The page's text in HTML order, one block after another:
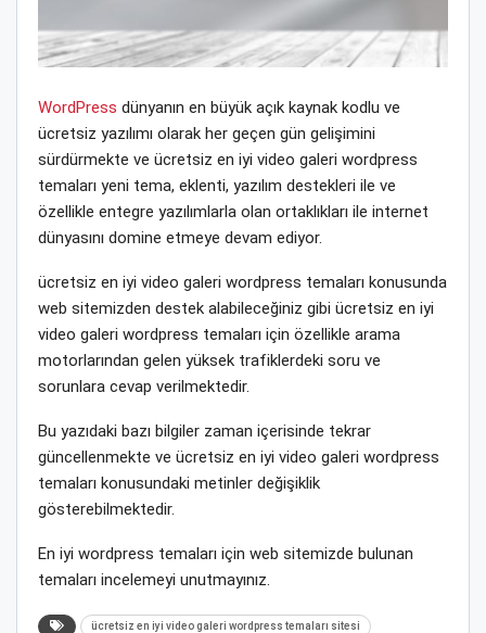
WordPress dünyanın en büyük açık kaynak kodlu ve
ücretsiz yazılımı olarak her geçen gün gelişimini
sürdürmekte ve ücretsiz en iyi video galeri wordpress
temaları yeni tema, eklenti, yazılım destekleri ile ve
özellikle entegre yazılımlarla olan ortaklıkları ile internet
dünyasını domine etmeye devam ediyor.
ücretsiz en iyi video galeri wordpress temaları konusunda
web sitemizden destek alabileceğiniz gibi ücretsiz en iyi
video galeri wordpress temaları için özellikle arama
motorlarından gelen yüksek trafiklerdeki soru ve
sorunlara cevap verilmektedir.
Bu yazıdaki bazı bilgiler zaman içerisinde tekrar
güncellenmekte ve ücretsiz en iyi video galeri wordpress
temaları konusundaki metinler değişiklik
gösterebilmektedir.
En iyi wordpress temaları için web sitemizde bulunan
temaları incelemeyi unutmayınız.
ücretsiz en iyi video galeri wordpress temaları sitesi